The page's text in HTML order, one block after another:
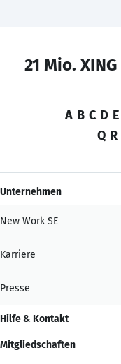
21 Mio.
A B C D E
Q R
Unternehmen
New Work SE
Karriere
Presse
Hilfe & Kontakt
Mitgliedschaften